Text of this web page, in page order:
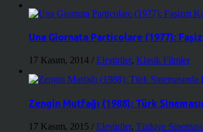
Una Giornata Particolare (1977):
17 Kasım, 2014 / Eleştiriler, Klasik Filmler
Zengin Mutfağı (1988): Türk
17 Kasım, 2015 / Eleştiriler, Türkiye Sineması